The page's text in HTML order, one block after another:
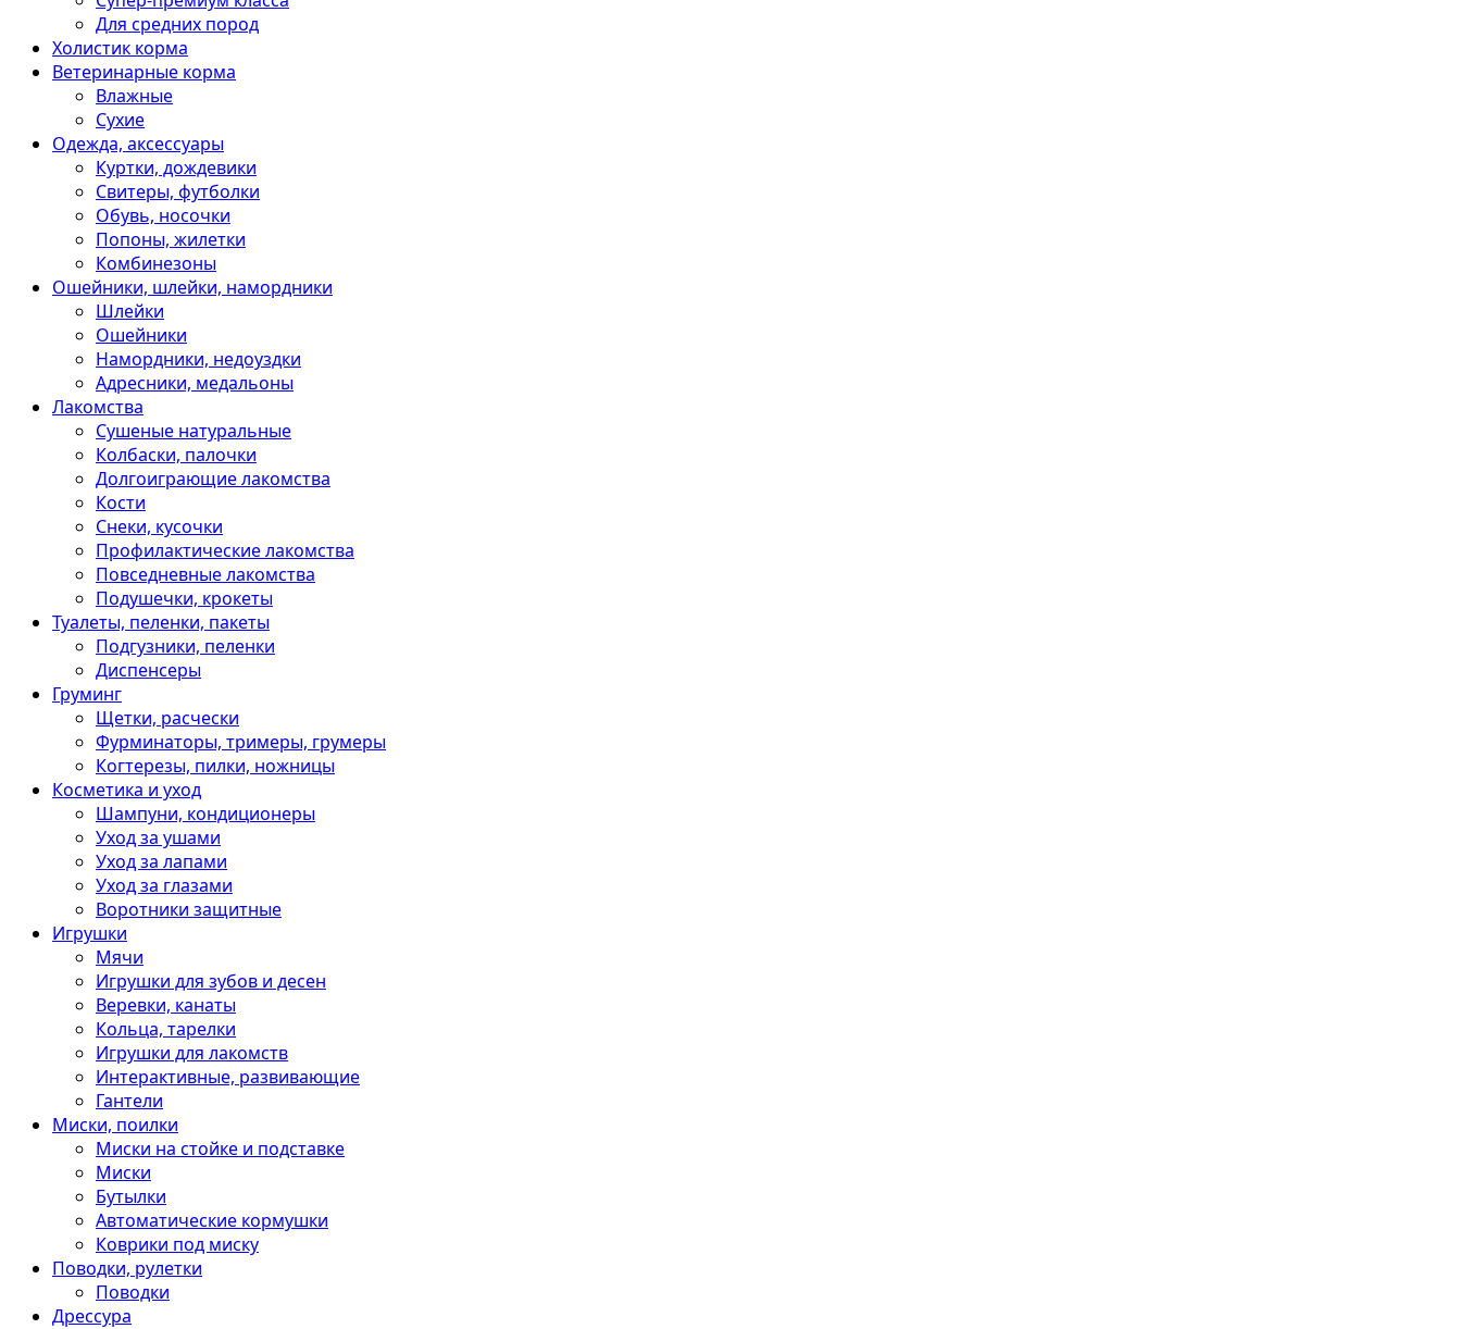
Для средних пород
Холистик корма
Ветеринарные корма
Влажные
Сухие
Одежда, аксессуары
Куртки, дождевики
Свитеры, футболки
Обувь, носочки
Попоны, жилетки
Комбинезоны
Ошейники, шлейки, намордники
Шлейки
Ошейники
Намордники, недоуздки
Адресники, медальоны
Лакомства
Сушеные натуральные
Колбаски, палочки
Долгоиграющие лакомства
Кости
Снеки, кусочки
Профилактические лакомства
Повседневные лакомства
Подушечки, крокеты
Туалеты, пеленки, пакеты
Подгузники, пеленки
Диспенсеры
Груминг
Щетки, расчески
Фурминаторы, тримеры, грумеры
Когтерезы, пилки, ножницы
Косметика и уход
Шампуни, кондиционеры
Уход за ушами
Уход за лапами
Уход за глазами
Воротники защитные
Игрушки
Мячи
Игрушки для зубов и десен
Веревки, канаты
Кольца, тарелки
Игрушки для лакомств
Интерактивные, развивающие
Гантели
Миски, поилки
Миски на стойке и подставке
Миски
Бутылки
Автоматические кормушки
Коврики под миску
Поводки, рулетки
Поводки
Дрессура